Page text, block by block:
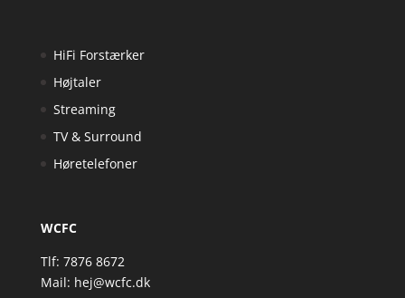
HiFi Forstærker
Højtaler
Streaming
TV & Surround
Høretelefoner
WCFC
Tlf: 7876 8672
Mail: hej@wcfc.dk